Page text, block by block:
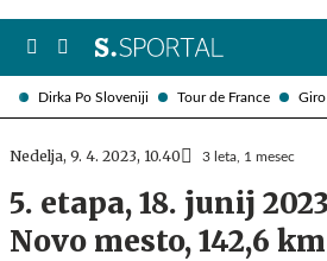
Dirka Po Sloveniji Tour de France
Nedelja, 9. 4. 2023, 10.40 3 leta, 1 mesec
5. etapa, 18. junij
Novo mesto, 142,6 km